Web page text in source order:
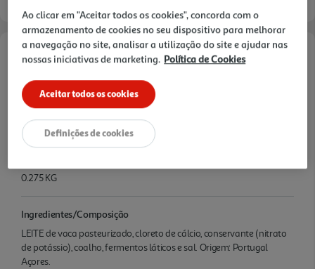
Informações de Marketing
Queijo produzido a partir de leite fresco dos Açores.
Características
0.275 KG
Ingredientes/Composição
LEITE de vaca pasteurizado, cloreto de cálcio, conservante (nitrato
de potássio), coalho, fermentos láticos e sal. Origem: Portugal
Açores.
Ao clicar em "Aceitar todos os cookies", concorda com o
armazenamento de cookies no seu dispositivo para melhorar
a navegação no site, analisar a utilização do site e ajudar nas
nossas iniciativas de marketing. Política de Cookies
Aceitar todos os cookies
Definições de cookies